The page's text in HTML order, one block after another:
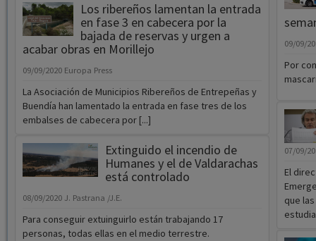
Los ribereños lamentan la entrada
en fase 3 en cabecera por la
bajada de reservas y urgen a
acabar obras en Morillejo
09/09/2020 Europa Press
La Asociación de Municipios Ribereños de Entrepeñas y
Buendía han lamentado la entrada en fase tres de los
embalses de cabecera por [...]
Extinguido el incendio de
Humanes y el de Valdarachas
está controlado
08/09/2020 J. Pastrana /J.E.
Para conseguir extuinguirlo están trabajando 17
personas, todas ellas en el medio terrestre.
09/09/
Por
07/09/
El
que